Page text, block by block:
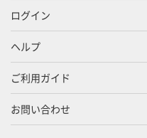
ログイン
ヘルプ
ご利用ガイド
お問い合わせ